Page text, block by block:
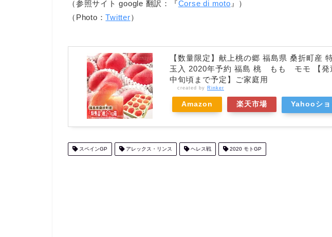
（参照サイト google 翻訳：『Corse di moto 』）
（Photo：Twitter）
【数量限定】献上桃の郷 福島県 桑折町産
玉入 2020年予約 福島 桃 もも モモ 【発
中旬頃まで予定】ご家庭用
created by Rinker
Amazon 楽天市場 Yahooショ
スペインGP アレックス・リンス ヘレス戦 2020 モトGP